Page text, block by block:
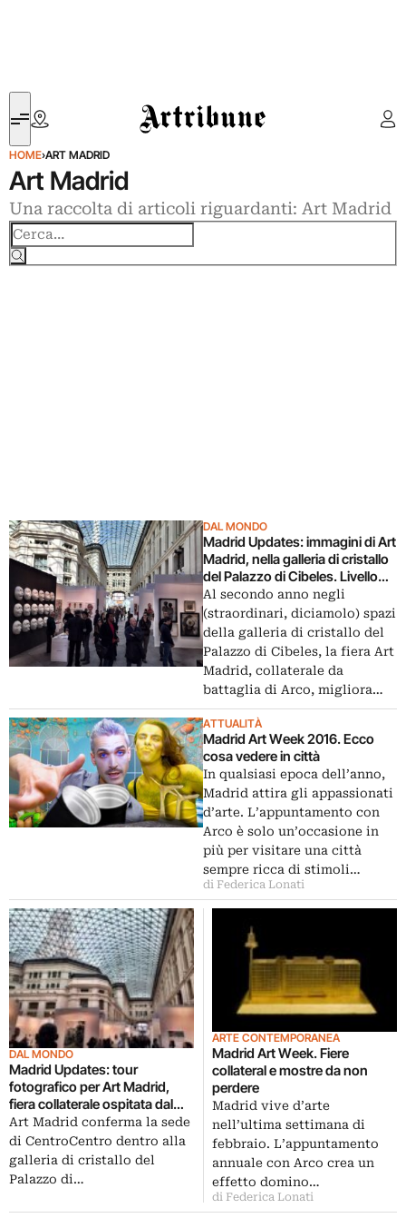
Artribune
HOME›ART MADRID
Art Madrid
Una raccolta di articoli riguardanti: Art Madrid
DAL MONDO
Madrid Updates: immagini di Art
Madrid, nella galleria di cristallo
del Palazzo di Cibeles. Livello
più alto a questa seconda
edizione, qualità altalenante
Al secondo anno negli
(straordinari, diciamolo) spazi
della galleria di cristallo del
Palazzo di Cibeles, la fiera Art
Madrid, collaterale da
battaglia di Arco, migliora…
ATTUALITÀ
Madrid Art Week 2016. Ecco
cosa vedere in città
In qualsiasi epoca dell’anno,
Madrid attira gli appassionati
d’arte. L’appuntamento con
Arco è solo un’occasione in
più per visitare una città
sempre ricca di stimoli…
di Federica Lonati
DAL MONDO
Madrid Updates: tour
fotografico per Art Madrid,
fiera collaterale ospitata dal
Palazzo di Cibeles. Molta
Spagna, in un clima alquanto
confuso
Art Madrid conferma la sede
di CentroCentro dentro alla
galleria di cristallo del
Palazzo di…
ARTE CONTEMPORANEA
Madrid Art Week. Fiere
collateral e mostre da non
perdere
Madrid vive d’arte
nell’ultima settimana di
febbraio. L’appuntamento
annuale con Arco crea un
effetto domino…
di Federica Lonati